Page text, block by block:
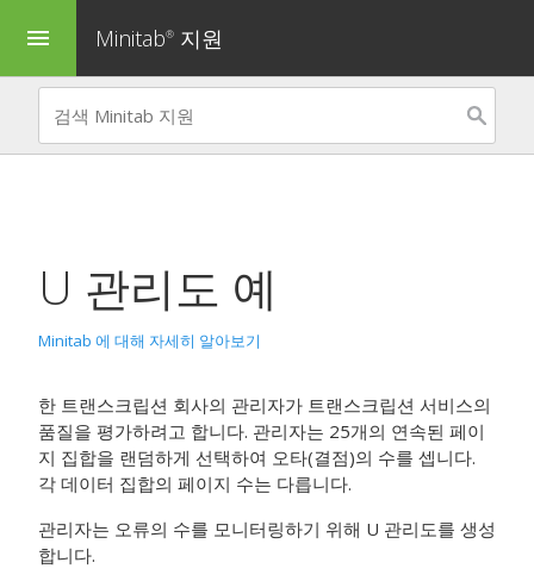
menu Minitab® 지원
U 관리도 예
Minitab 에 대해 자세히 알아보기
한 트랜스크립션 회사의 관리자가 트랜스크립션 서비스의
품질을 평가하려고 합니다. 관리자는 25개의 연속된 페이
지 집합을 랜덤하게 선택하여 오타(결점)의 수를 셉니다.
각 데이터 집합의 페이지 수는 다릅니다.
관리자는 오류의 수를 모니터링하기 위해 U 관리도를 생성
합니다.